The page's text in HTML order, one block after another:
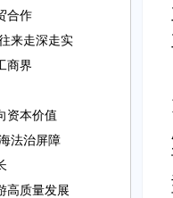
合作
来走深走实
商界
资本价值
法治屏障
高质量发展